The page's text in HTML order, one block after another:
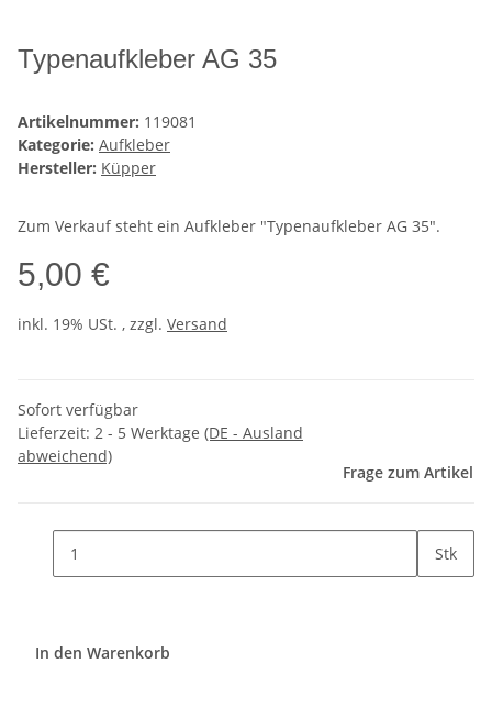
Typenaufkleber AG 35
Artikelnummer: 119081
Kategorie: Aufkleber
Hersteller: Küpper
Zum Verkauf steht ein Aufkleber "Typenaufkleber AG 35".
5,00 €
inkl. 19% USt. , zzgl. Versand
Sofort verfügbar
Lieferzeit: 2 - 5 Werktage (DE - Ausland
abweichend)
Frage zum Artikel
Stk
In den Warenkorb